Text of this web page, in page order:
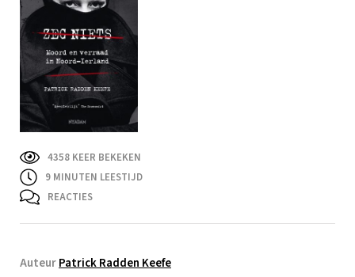
4358 KEER BEKEKEN
9 MINUTEN LEESTIJD
REACTIES
AuteurPatrick Radden Keefe